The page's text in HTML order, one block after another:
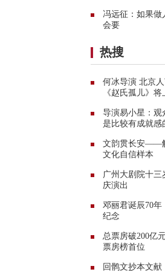
冯远征：如果做
会要
热搜
何冰导演 北京
《赵氏孤儿》将
导演易小星：观
是比较有成就感
文韵贯长安——
文化自信样本
广州大剧院十三
庆演出
邓丽君诞辰70
纪念
总票房破200亿
票房榜首位
回鹘文抄本文献